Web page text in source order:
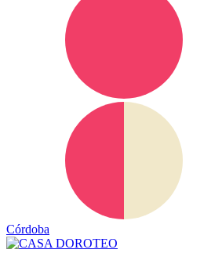
Córdoba